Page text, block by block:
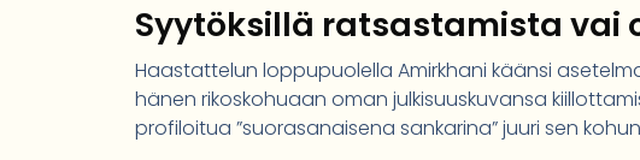
Syytöksillä ratsastamista vai
Haastattelun loppupuolella Amirkhani käänsi
hänen rikoskohuaan oman julkisuuskuvansa
profiloitua ”suorasanaisena sankarina” juuri sen